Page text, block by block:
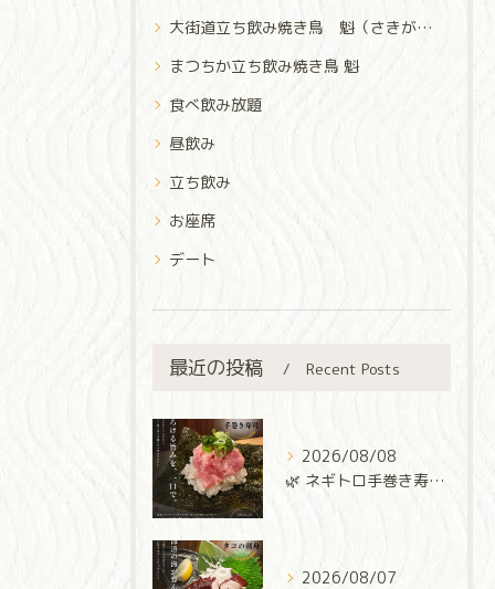
大街道立ち飲み焼き鳥 魁（さきがけ）
まつちか立ち飲み焼き鳥 魁
食べ飲み放題
昼飲み
立ち飲み
お座席
デート
最近の投稿 Recent Posts
2026/08/08
🌿 ネギトロ手巻き寿司 🌿
2026/08/07